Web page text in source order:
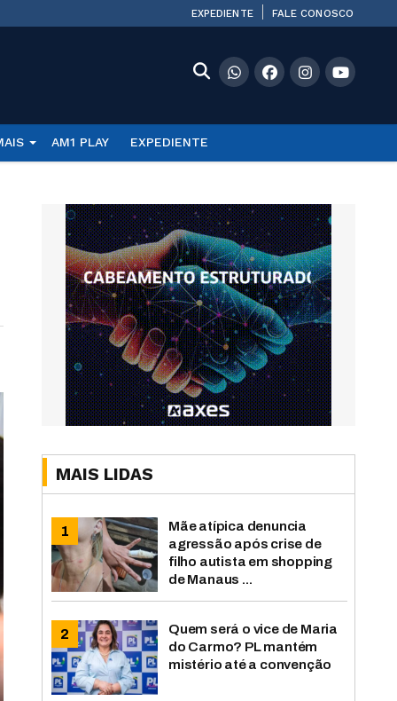
EXPEDIENTE FALE CONOSCO
AM1 PLAY EXPEDIENTE
MAIS LIDAS
Mãe atípica denuncia
agressão após crise de
filho autista em shopping
de Manaus ...
Quem será o vice de Maria
do Carmo? PL mantém
mistério até a convenção